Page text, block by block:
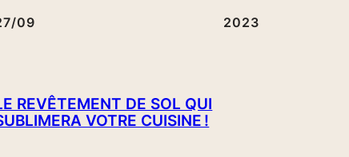
09 2023
REVÊTEMENT DE SOL QUI
VOTRE CUISINE !